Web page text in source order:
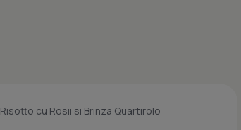
Risotto cu Rosii si Brinza Quartirolo